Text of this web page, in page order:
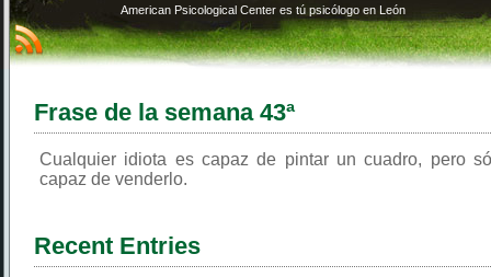
American Psicological Center es tú psicólogo en León
Frase de la semana 43ª
Cualquier idiota es capaz de pintar un cuadro, pero
capaz de venderlo.
Recent Entries